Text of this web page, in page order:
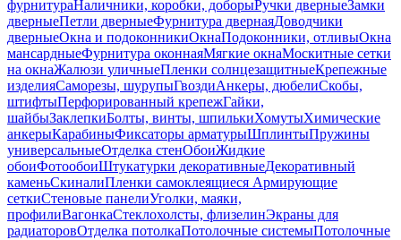
фурнитураНаличники, коробки, доборыРучки дверныеЗамки
дверныеПетли дверныеФурнитура двернаяДоводчики
дверныеОкна и подоконникиОкнаПодоконники, отливыОкна
мансардныеФурнитура оконнаяМягкие окнаМоскитные сетки
на окнаЖалюзи уличныеПленки солнцезащитныеКрепежные
изделияСаморезы, шурупыГвоздиАнкеры, дюбелиСкобы,
штифтыПерфорированный крепежГайки,
шайбыЗаклепкиБолты, винты, шпилькиХомутыХимические
анкерыКарабиныФиксаторы арматурыШплинтыПружины
универсальныеОтделка стенОбоиЖидкие
обоиФотообоиШтукатурки декоративныеДекоративный
каменьСкиналиПленки самоклеящиеся Армирующие
сеткиСтеновые панелиУголки, маяки,
профилиВагонкаСтеклохолсты, флизелинЭкраны для
радиаторовОтделка потолкаПотолочные системыПотолочные